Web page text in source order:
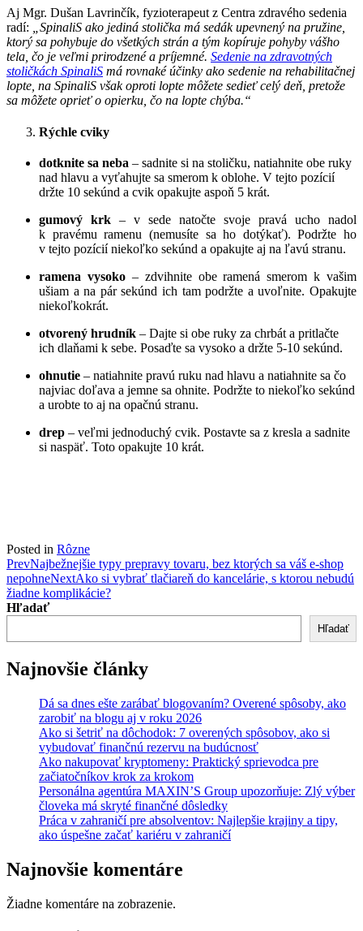
Aj Mgr. Dušan Lavrinčík, fyzioterapeut z Centra zdravého sedenia
radí:
„SpinaliS ako jediná stolička má sedák upevnený na pružine,
ktorý sa pohybuje do všetkých strán a tým kopíruje pohyby vášho
tela, čo je veľmi prirodzené a príjemné. Sedenie na zdravotných
stoličkách SpinaliS má rovnaké účinky ako sedenie na rehabilitačnej
lopte, na SpinaliS však oproti lopte môžete sedieť celý deň, pretože
sa môžete oprieť o opierku, čo na lopte chýba.“
Rýchle cviky
dotknite sa neba – sadnite si na stoličku, natiahnite obe ruky
nad hlavu a vyťahujte sa smerom k oblohe. V tejto pozícií
držte 10 sekúnd a cvik opakujte aspoň 5 krát.
gumový krk – v sede natočte svoje pravá ucho nadol
k pravému ramenu (nemusíte sa ho dotýkať). Podržte ho
v tejto pozícií niekoľko sekúnd a opakujte aj na ľavú stranu.
ramena vysoko– zdvihnite obe ramená smerom k vašim
ušiam a na pár sekúnd ich tam podržte a uvoľnite. Opakujte
niekoľkokrát.
otvorený hrudník – Dajte si obe ruky za chrbát a pritlačte
ich dlaňami k sebe. Posaďte sa vysoko a držte 5-10 sekúnd.
ohnutie – natiahnite pravú ruku nad hlavu a natiahnite sa čo
najviac doľava a jemne sa ohnite. Podržte to niekoľko sekúnd
a urobte to aj na opačnú stranu.
drep – veľmi jednoduchý cvik. Postavte sa z kresla a sadnite
si naspäť. Toto opakujte 10 krát.
Posted in Rôzne
Post
navigation
PrevNajbežnejšie typy prepravy tovaru, bez ktorých sa váš e-shop
nepohneNextAko si vybrať tlačiareň do kancelárie, s ktorou nebudú
žiadne komplikácie?
Hľadať
Hľadať
Najnovšie články
Dá sa dnes ešte zarábať blogovaním? Overené spôsoby, ako
zarobiť na blogu aj v roku 2026
Ako si šetriť na dôchodok: 7 overených spôsobov, ako si
vybudovať finančnú rezervu na budúcnosť
Ako nakupovať kryptomeny: Praktický sprievodca pre
začiatočníkov krok za krokom
Personálna agentúra MAXIN’S Group upozorňuje: Zlý výber
človeka má skryté finančné dôsledky
Práca v zahraničí pre absolventov: Najlepšie krajiny a tipy,
ako úspešne začať kariéru v zahraničí
Najnovšie komentáre
Žiadne komentáre na zobrazenie.